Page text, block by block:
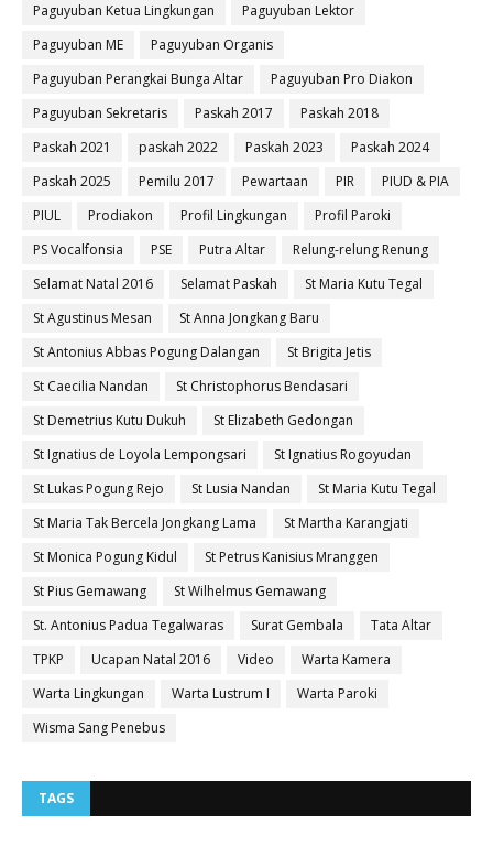
Paguyuban Ketua Lingkungan
Paguyuban Lektor
Paguyuban ME
Paguyuban Organis
Paguyuban Perangkai Bunga Altar
Paguyuban Pro Diakon
Paguyuban Sekretaris
Paskah 2017
Paskah 2018
Paskah 2021
paskah 2022 Paskah 2023
Paskah 2024
Paskah 2025
Pemilu 2017 Pewartaan PIR
PIUD & PIA
PIUL
Prodiakon Profil Lingkungan
Profil Paroki
PS Vocalfonsia
PSE Putra Altar
Relung-relung Renung
Selamat Natal 2016
Selamat Paskah
St Maria Kutu Tegal
St Agustinus Mesan
St Anna Jongkang Baru
St Antonius Abbas Pogung Dalangan
St Brigita Jetis
St Caecilia Nandan
St Christophorus Bendasari
St Demetrius Kutu Dukuh
St Elizabeth Gedongan
St Ignatius de Loyola Lempongsari
St Ignatius Rogoyudan
St Lukas Pogung Rejo
St Lusia Nandan
St Maria Kutu Tegal
St Maria Tak Bercela Jongkang Lama
St Martha Karangjati
St Monica Pogung Kidul
St Petrus Kanisius Mranggen
St Pius Gemawang
St Wilhelmus Gemawang
St. Antonius Padua Tegalwaras
Surat Gembala
Tata Altar
TPKP
Ucapan Natal 2016 Video
Warta Kamera
Warta Lingkungan
Warta Lustrum I
Warta Paroki
Wisma Sang Penebus
TAGS